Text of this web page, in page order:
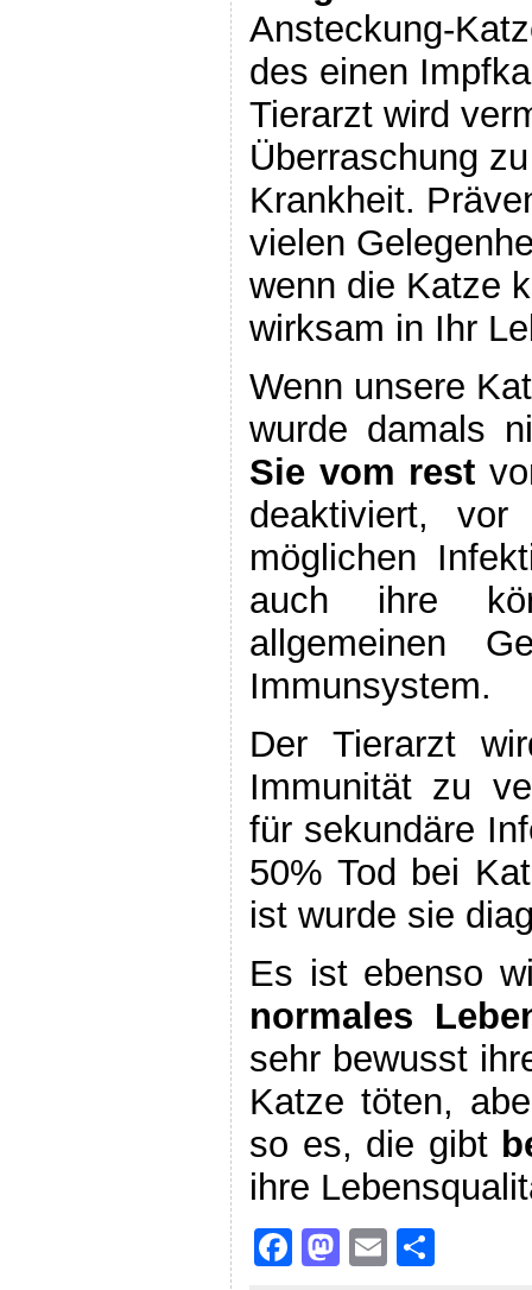
Ansteckung-
des einen
Tierarzt wird
Überraschung
Krankheit.
vielen
wenn die Katze
wirksam in Ihr
Wenn unsere
wurde damals
Sie vom rest
deaktiviert,
möglichen
auch ihre
allgemeinen
Immunsystem.
Der Tierarzt
Immunität zu
für sekundäre
50% Tod bei
ist wurde sie
Es ist ebenso
normales
sehr bewusst
Katze töten,
so es, die gibt
ihre
F
M
E